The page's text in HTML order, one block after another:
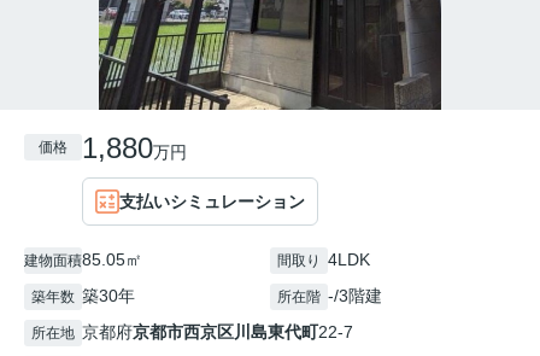
価格 1,880万円
支払いシミュレーション
建物面積85.05㎡ 間取り 4LDK
築年数 築30年 所在階 -/3階建
所在地 京都府京都市西京区川島東代町22-7